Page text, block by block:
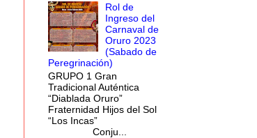
Rol de
Ingreso del
Carnaval de
Oruro 2023
(Sabado de
Peregrinación)
GRUPO 1 Gran
Tradicional Auténtica
“Diablada Oruro”
Fraternidad Hijos del Sol
“Los Incas”
Conju...